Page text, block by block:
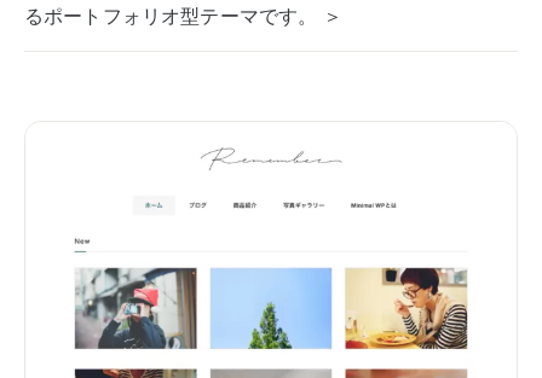
るポートフォリオ型テーマです。 ＞